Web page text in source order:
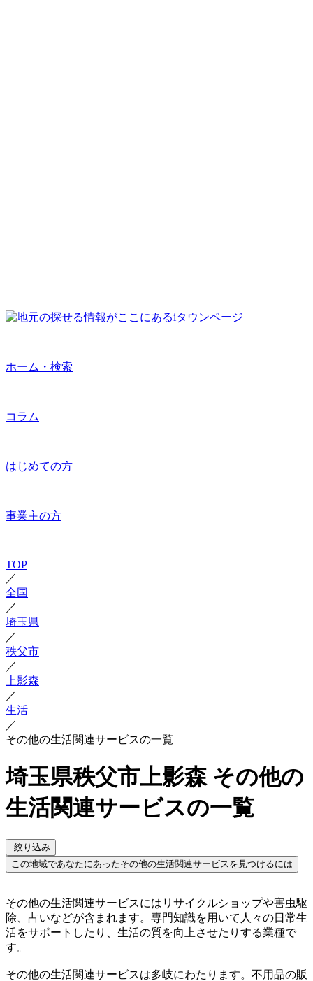
ホーム・検索
コラム
はじめての方
事業主の方
TOP
／
全国
／
埼玉県
／
秩父市
／
上影森
／
生活
／
その他の生活関連サービスの一覧
埼玉県秩父市上影森 その他の
生活関連サービスの一覧
絞り込み
この地域であなたにあったその他の生活関連サービスを見つけるには
その他の生活関連サービスにはリサイクルショップや害虫駆
除、占いなどが含まれます。専門知識を用いて人々の日常生
活をサポートしたり、生活の質を向上させたりする業種で
す。
その他の生活関連サービスは多岐にわたります。不用品の販